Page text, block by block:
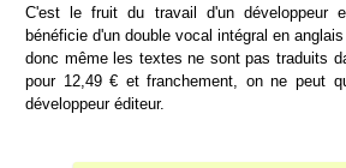
C'est le fruit du travail d'un développeur
bénéficie d'un double vocal intégral en
donc même les textes ne sont pas traduits
pour 12,49 € et franchement, on ne peut
développeur éditeur.